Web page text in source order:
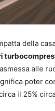
della
alle
poter
il 25%